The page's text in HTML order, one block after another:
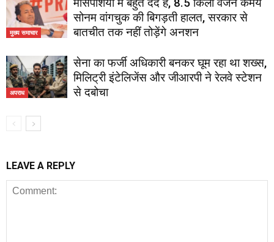
मुख्य समाचार
सोनम वांगचुक की बिगड़ती हालत, सरकार से
बातचीत तक नहीं तोड़ेंगे अनशन
अपराध
सेना का फर्जी अधिकारी बनकर घूम रहा था शख्स,
मिलिट्री इंटेलिजेंस और जीआरपी ने रेलवे स्टेशन
से दबोचा
LEAVE A REPLY